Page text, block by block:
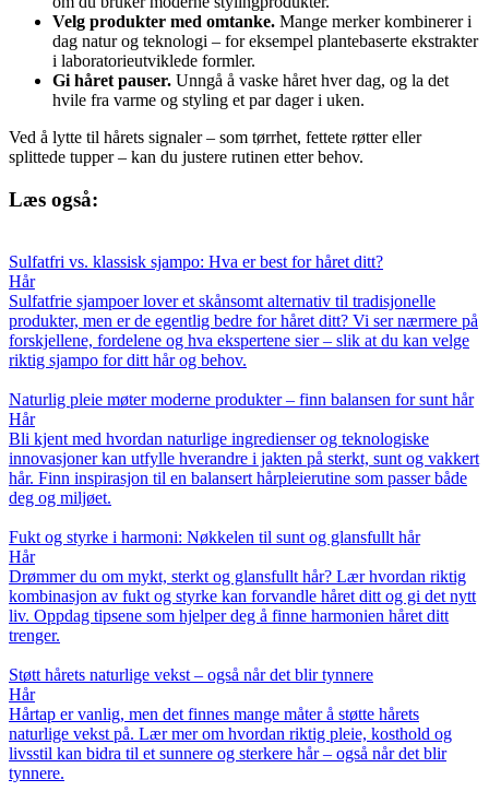
Velg produkter med omtanke. Mange merker kombinerer i
dag natur og teknologi – for eksempel plantebaserte ekstrakter
i laboratorieutviklede formler.
Gi håret pauser. Unngå å vaske håret hver dag, og la det
hvile fra varme og styling et par dager i uken.
Ved å lytte til hårets signaler – som tørrhet, fettete røtter eller
splittede tupper – kan du justere rutinen etter behov.
Læs også:
Sulfatfri vs. klassisk sjampo: Hva er best for håret ditt?
Hår
Sulfatfrie sjampoer lover et skånsomt alternativ til tradisjonelle
produkter, men er de egentlig bedre for håret ditt? Vi ser nærmere på
forskjellene, fordelene og hva ekspertene sier – slik at du kan velge
riktig sjampo for ditt hår og behov.
Naturlig pleie møter moderne produkter – finn balansen for sunt hår
Hår
Bli kjent med hvordan naturlige ingredienser og teknologiske
innovasjoner kan utfylle hverandre i jakten på sterkt, sunt og vakkert
hår. Finn inspirasjon til en balansert hårpleierutine som passer både
deg og miljøet.
Fukt og styrke i harmoni: Nøkkelen til sunt og glansfullt hår
Hår
Drømmer du om mykt, sterkt og glansfullt hår? Lær hvordan riktig
kombinasjon av fukt og styrke kan forvandle håret ditt og gi det nytt
liv. Oppdag tipsene som hjelper deg å finne harmonien håret ditt
trenger.
Støtt hårets naturlige vekst – også når det blir tynnere
Hår
Hårtap er vanlig, men det finnes mange måter å støtte hårets
naturlige vekst på. Lær mer om hvordan riktig pleie, kosthold og
livsstil kan bidra til et sunnere og sterkere hår – også når det blir
tynnere.